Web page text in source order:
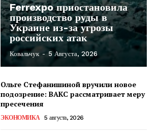
Ferrexpo приостановила
производство руды в
Украине из-за угрозы
российских атак
Ковальчук - 5 Августа, 2026
Ольге Стефанишиной вручили новое
подозрение: ВАКС рассматривает меру
пресечения
ЭКОНОМИКА 5 августа, 2026